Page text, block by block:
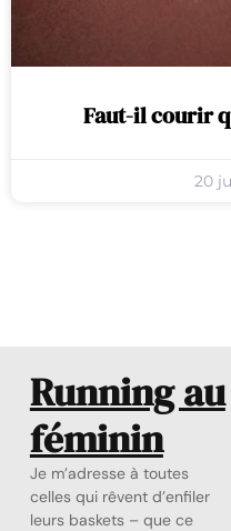
Faut-il courir
20
Running au
féminin
Je m’adresse à toutes
celles qui rêvent d’enfiler
leurs baskets – que ce